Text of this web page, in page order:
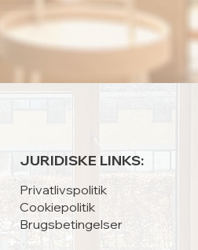
JURIDISKE LINKS:
Privatlivspolitik
Cookiepolitik
Brugsbetingelser